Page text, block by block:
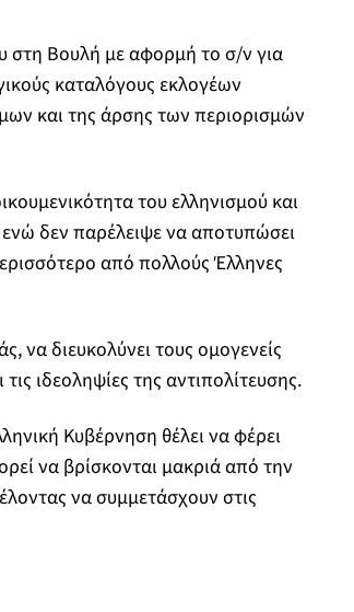
στη Βουλή με αφορμή το σ/ν για
καταλόγους εκλογέων
και της άρσης των περιορισμών
του ελληνισμού και
δεν παρέλειψε να αποτυπώσει
από πολλούς Έλληνες
να διευκολύνει τους ομογενείς
ιδεοληψίες της αντιπολίτευσης.
Κυβέρνηση θέλει να φέρει
να βρίσκονται μακριά από την
να συμμετάσχουν στις